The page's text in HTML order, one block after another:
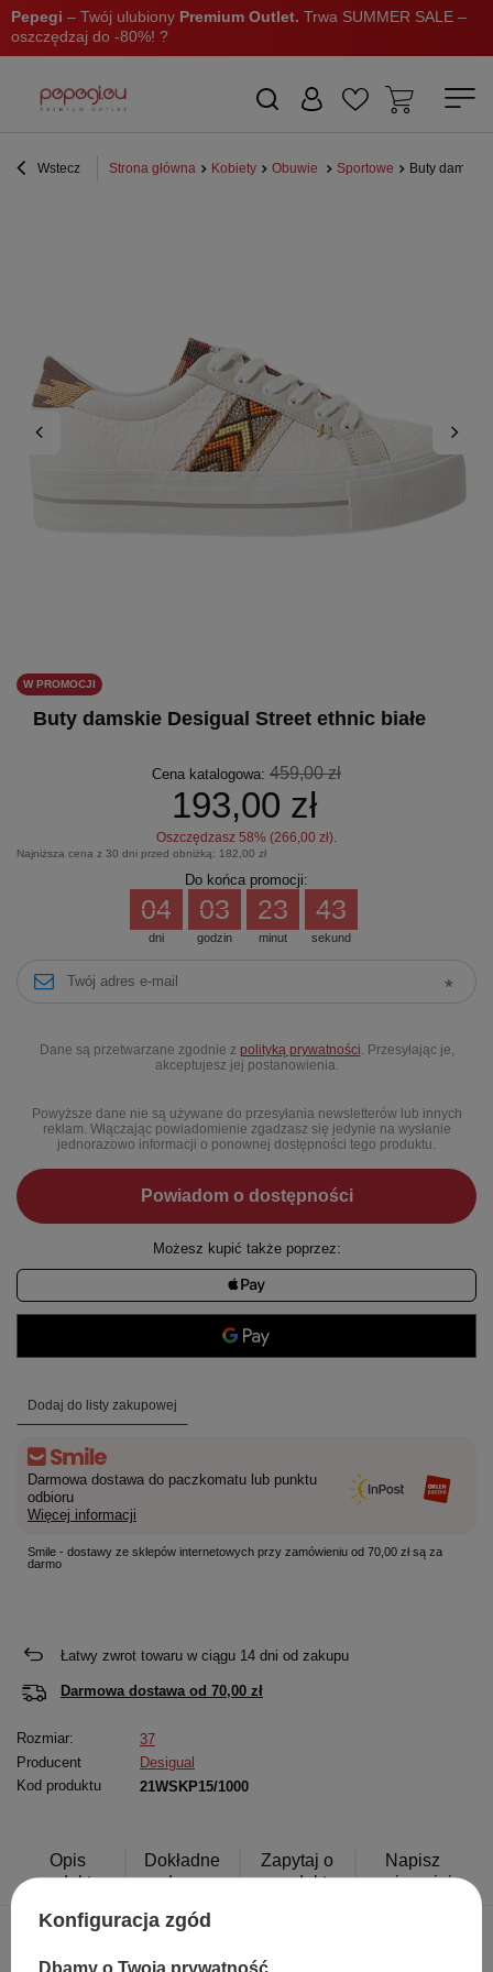
Pepegi – Twój ulubiony Premium Outlet. Trwa SUMMER SALE –
oszczędzaj do -80%! ?
Wstecz Strona główna Kobiety Obuwie Sportowe Buty
W PROMOCJI
Buty damskie Desigual Street ethnic białe
Cena katalogowa: 459,00 zł
193,00 zł
Oszczędzasz 58% (266,00 zł).
Najniższa cena z 30 dni przed obniżką: 182,00 zł
Do końca promocji:
dni
04
godzin
03
minut
23
sekund
43
Dane są przetwarzane zgodnie z polityką prywatności . Przesyłając je,
akceptujesz jej postanowienia.
Powyższe dane nie są używane do przesyłania newsletterów lub innych
reklam. Włączając powiadomienie zgadzasz się jedynie na wysłanie
jednorazowo informacji o ponownej dostępności tego produktu.
Powiadom o dostępności
Możesz kupić także poprzez:
Dodaj do listy zakupowej
Darmowa dostawa do paczkomatu lub punktu
odbioru
Więcej informacji
Smile - dostawy ze sklepów internetowych przy zamówieniu od 70,00 zł są za
darmo
Łatwy zwrot towaru w ciągu 14 dni od zakupu
Darmowa dostawa od 70,00 zł
Rozmiar:
37
Producent
Desigual
Kod produktu
21WSKP15/1000
Opis
produktu
Dokładne
dane
Zapytaj o
produkt
Napisz
swoją opinię
Konfiguracja zgód
Dbamy o Twoją prywatność